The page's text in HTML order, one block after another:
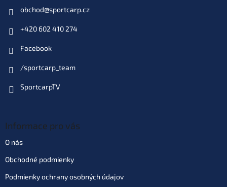
obchod@sportcarp.cz
+420 602 410 274
Facebook
/sportcarp_team
SportcarpTV
Informace pro vás
O nás
Obchodné podmienky
Podmienky ochrany osobných údajov